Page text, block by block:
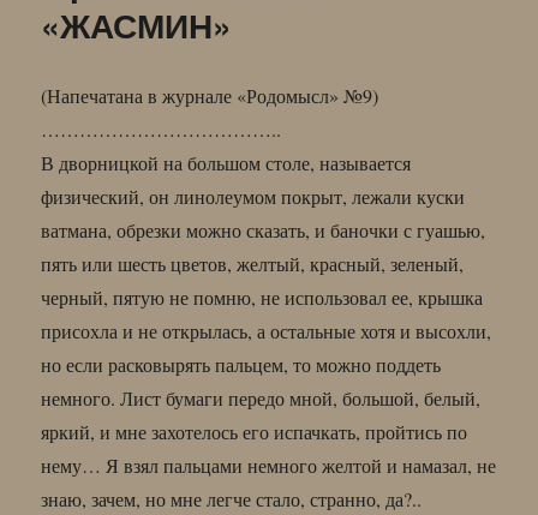
«ЖАСМИН»
(Напечатана в журнале «Родомысл» №9)
………………………………..
В дворницкой на большом столе, называется
физический, он линолеумом покрыт, лежали куски
ватмана, обрезки можно сказать, и баночки с гуашью,
пять или шесть цветов, желтый, красный, зеленый,
черный, пятую не помню, не использовал ее, крышка
присохла и не открылась, а остальные хотя и высохли,
но если расковырять пальцем, то можно поддеть
немного. Лист бумаги передо мной, большой, белый,
яркий, и мне захотелось его испачкать, пройтись по
нему… Я взял пальцами немного желтой и намазал, не
знаю, зачем, но мне легче стало, странно, да?..